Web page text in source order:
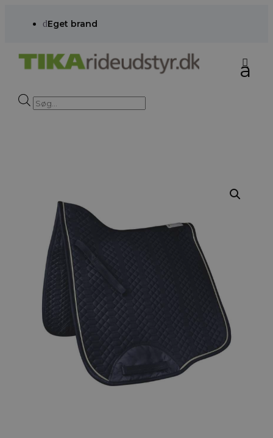
dEget brand
Products
search